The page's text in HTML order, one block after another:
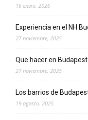
16 enero, 2026
Experiencia en el NH
27 noviembre, 2025
Que hacer en
27 noviembre, 2025
Los barrios de
19 agosto, 2025